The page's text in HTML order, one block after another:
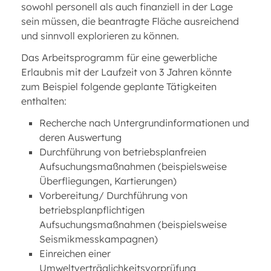
sowohl personell als auch finanziell in der Lage
sein müssen, die beantragte Fläche ausreichend
und sinnvoll explorieren zu können.
Das Arbeitsprogramm für eine gewerbliche
Erlaubnis mit der Laufzeit von 3 Jahren könnte
zum Beispiel folgende geplante Tätigkeiten
enthalten:
Recherche nach Untergrundinformationen und
deren Auswertung
Durchführung von betriebsplanfreien
Aufsuchungsmaßnahmen (beispielsweise
Überfliegungen, Kartierungen)
Vorbereitung/ Durchführung von
betriebsplanpflichtigen
Aufsuchungsmaßnahmen (beispielsweise
Seismikmesskampagnen)
Einreichen einer
Umweltverträglichkeitsvorprüfung